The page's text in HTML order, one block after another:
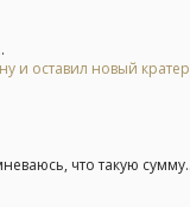
и оставил новый кратер
что такую